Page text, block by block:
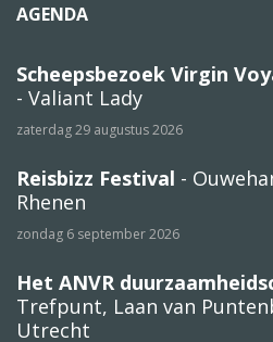
AGENDA
Scheepsbezoek Virgin
- Valiant Lady
zaterdag 29 augustus 2026
Reisbizz Festival -
Rhenen
zondag 6 september 2026
Het ANVR
Trefpunt, Laan van
Utrecht